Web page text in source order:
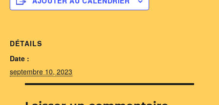
DÉTAILS
Date :
septembre 10, 2023